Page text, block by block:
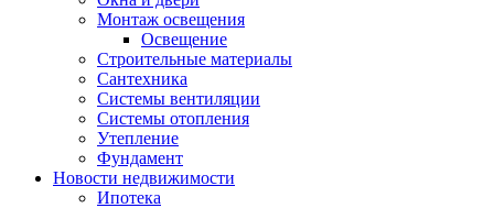
Монтаж освещения
Освещение
Строительные материалы
Сантехника
Системы вентиляции
Системы отопления
Утепление
Фундамент
Новости недвижимости
Ипотека